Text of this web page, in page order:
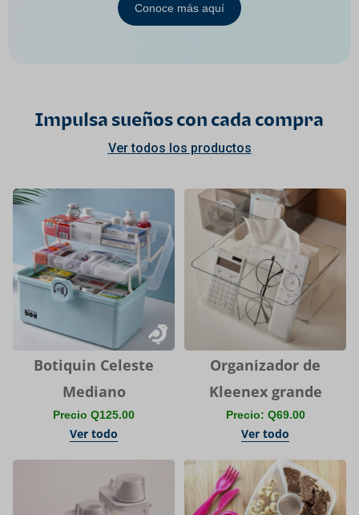
Conoce más aquí
Impulsa sueños con cada compra
Ver todos los productos
Botiquin Celeste
Mediano
Precio Q125.00
Ver todo
Organizador de
Kleenex grande
Precio: Q69.00
Ver todo